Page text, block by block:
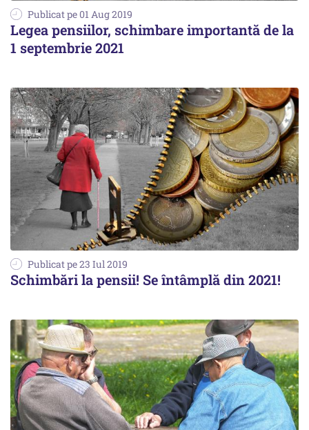
Publicat pe 01 Aug 2019
Legea pensiilor, schimbare importantă de la
1 septembrie 2021
Publicat pe 23 Iul 2019
Schimbări la pensii! Se întâmplă din 2021!